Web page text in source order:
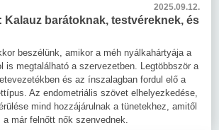
2025.09.12.
Kalauz barátoknak, testvéreknek, és
beszélünk, amikor a méh nyálkahártyája a
is megtalálható a szervezetben. Legtöbbször a
és az ínszalagban fordul elő a
Az endometriális szövet elhelyezkedése,
mind hozzájárulnak a tünetekhez, amitől
már felnőtt nők szenvednek.